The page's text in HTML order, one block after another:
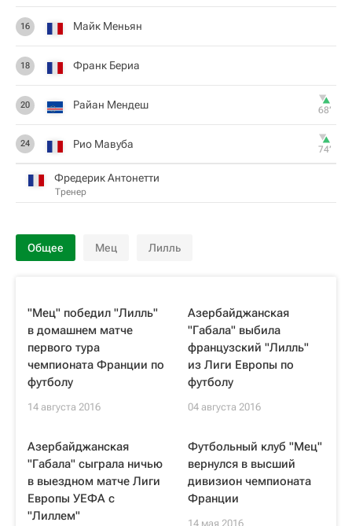
16 Майк Меньян
18 Франк Бериа
20 Райан Мендеш 68‎’‎
24 Рио Мавуба 74‎’‎
Фредерик Антонетти
Тренер
Общее Мец Лилль
"Мец" победил "Лилль"
в домашнем матче
первого тура
чемпионата Франции по
футболу
14 августа 2016
Азербайджанская
"Габала" выбила
французский "Лилль"
из Лиги Европы по
футболу
04 августа 2016
Азербайджанская
"Габала" сыграла ничью
в выездном матче Лиги
Европы УЕФА с
"Лиллем"
Футбольный клуб "Мец"
вернулся в высший
дивизион чемпионата
Франции
14 мая 2016